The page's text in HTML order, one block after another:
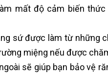
mất độ cảm biến
sứ được làm từ những
miệng nếu được
sẽ giúp bạn bảo vệ